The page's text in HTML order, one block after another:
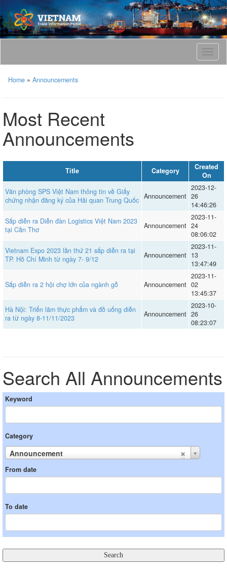
T
o
a
t
i
n
Home » Announcements
Most Recent
Announcements
Title Category
Created
On
Văn phòng SPS Việt Nam thông tin về Giấy
chứng nhận đăng ký của Hải quan Trung Quốc Announcement
2023-12-
26
14:46:26
Sắp diễn ra Diễn đàn Logistics Việt Nam 2023
tại Cần Thơ
Announcement
2023-11-
24
08:06:02
Vietnam Expo 2023 lần thứ 21 sắp diễn ra tại
TP. Hồ Chí Minh từ ngày 7- 9/12
Announcement
2023-11-
13
13:47:49
Sắp diễn ra 2 hội chợ lớn của ngành gỗ Announcement
2023-11-
02
13:45:37
Hà Nội: Triển lãm thực phẩm và đồ uống diễn
ra từ ngày 8-11/11/2023
Announcement
2023-10-
26
08:23:07
Search All Announcements
Keyword
Category
Announcement
From date
To date